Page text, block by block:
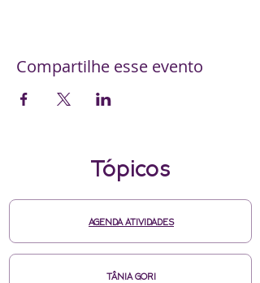
Compartilhe esse evento
Tópicos
AGENDA ATIVIDADES
TÂNIA GORI